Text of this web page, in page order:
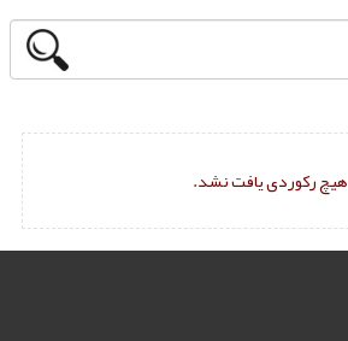
هیچ رکوردی یافت نشد.